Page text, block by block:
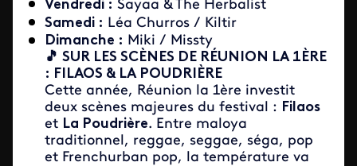
Vendredi : Sayaa & The Herbalist
Samedi : Léa Churros / Kiltir
Dimanche : Miki / Missty
🎵 SUR LES SCÈNES DE RÉUNION LA 1ÈRE
: FILAOS & LA POUDRIÈRE
Cette année, Réunion la 1ère investit
deux scènes majeures du festival : Filaos
et La Poudrière. Entre maloya
traditionnel, reggae, seggae, séga, pop
et Frenchurban pop, la température va